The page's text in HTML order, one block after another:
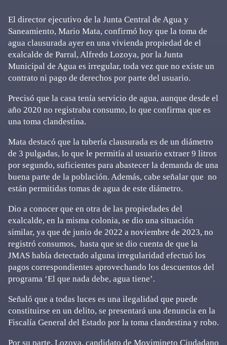
El director ejecutivo de la Junta Central de Agua y
Saneamiento, Mario Mata, confirmó hoy que la toma de
agua clausurada ayer en una vivienda propiedad de el
exalcalde de Parral, Alfredo Lozoya, por la Junta
Municipal de Agua es irregular, toda vez que no existe un
contrato ni pago de derechos por parte del usuario.
Precisó que la casa tenía servicio de agua, aunque desde el
año 2020 no registraba consumo, lo que confirma que es
una toma clandestina.
Mata destacó que la tubería clausurada es de un diámetro
de 3 pulgadas, lo que le permitía al usuario extraer 9 litros
por segundo, suficientes para abastecer la demanda de una
buena parte de la población. Además, cabe señalar que no
están permitidas tomas de agua de este diámetro.
Dio a conocer que en otra de las propiedades del
exalcalde, en la misma colonia, se dio una situación
similar, ya que de junio de 2022 a noviembre de 2023, no
registró consumos, hasta que se dio cuenta de que la
JMAS había detectado alguna irregularidad efectuó los
pagos correspondientes aprovechando los descuentos del
programa ‘El que nada debe, agua tiene’.
Señaló que a todas luces es una ilegalidad que puede
constituirse en un delito, se presentará una denuncia en la
Fiscalía General del Estado por la toma clandestina y robo.
Por su parte, Lozoya, candidato de Movimineto Ciudadano